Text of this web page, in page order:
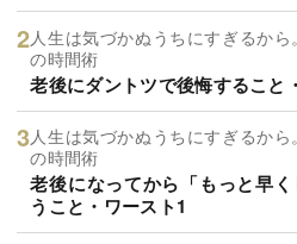
人生は気づかぬうちにすぎるか
の時間術
老後にダントツで後悔すること
人生は気づかぬうちにすぎるか
の時間術
老後になってから「もっと早
うこと・ワースト1